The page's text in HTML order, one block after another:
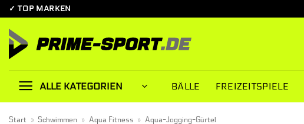
Zum
springen
✓ TOP MARKEN
ALLE KATEGORIEN BÄLLE FREIZEITSPIELE
Start » Schwimmen » Aqua Fitness » Aqua-Jogging-Gürtel